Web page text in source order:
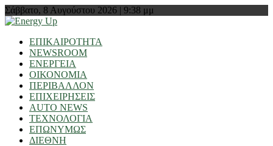
Σάββατο, 8 Αυγούστου 2026 | 9:38 μμ
ΕΠΙΚΑΙΡΟΤΗΤΑ
NEWSROOM
ΕΝΕΡΓΕΙΑ
ΟΙΚΟΝΟΜΙΑ
ΠΕΡΙΒΑΛΛΟΝ
ΕΠΙΧΕΙΡΗΣΕΙΣ
AUTO NEWS
ΤΕΧΝΟΛΟΓΙΑ
ΕΠΩΝΥΜΩΣ
ΔΙΕΘΝΗ